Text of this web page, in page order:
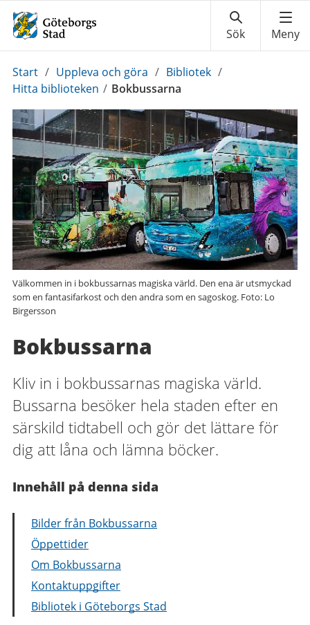
Du
är
Start / Uppleva och göra / Bibliotek /
Hitta biblioteken / Bokbussarna
Välkommen in i bokbussarnas magiska värld. Den ena är utsmyckad
som en fantasifarkost och den andra som en sagoskog. Foto: Lo
Birgersson
Bokbussarna
Kliv in i bokbussarnas magiska värld.
Bussarna besöker hela staden efter en
särskild tidtabell och gör det lättare för
dig att låna och lämna böcker.
Innehåll på denna sida
Bilder från Bokbussarna
Öppettider
Om Bokbussarna
Kontaktuppgifter
Bibliotek i Göteborgs Stad